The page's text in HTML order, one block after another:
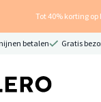
Tot 40% korting
betalen Gratis